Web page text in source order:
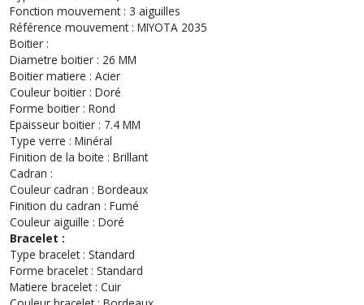
Fonction mouvement : 3 aiguilles
Référence mouvement : MIYOTA 2035
Boitier :
Diametre boitier : 26 MM
Boitier matiere : Acier
Couleur boitier : Doré
Forme boitier : Rond
Epaisseur boitier : 7.4 MM
Type verre : Minéral
Finition de la boite : Brillant
Cadran :
Couleur cadran : Bordeaux
Finition du cadran : Fumé
Couleur aiguille : Doré
Bracelet :
Type bracelet : Standard
Forme bracelet : Standard
Matiere bracelet : Cuir